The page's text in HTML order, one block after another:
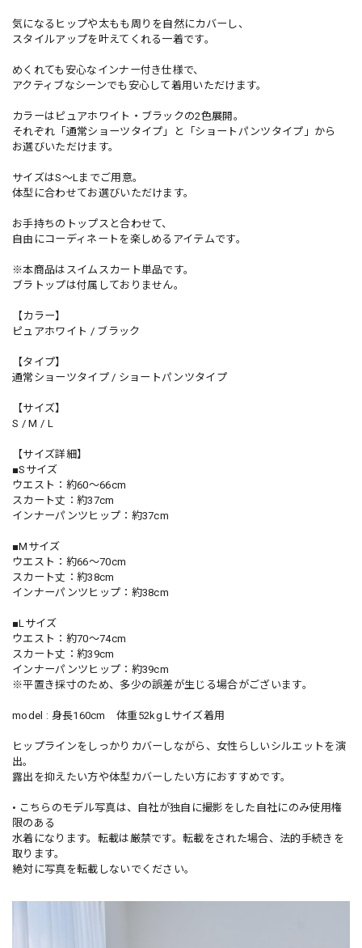
気になるヒップや太もも周りを自然にカバーし、
スタイルアップを叶えてくれる一着です。
めくれても安心なインナー付き仕様で、
アクティブなシーンでも安心して着用いただけます。
カラーはピュアホワイト・ブラックの2色展開。
それぞれ「通常ショーツタイプ」と「ショートパンツタイプ」から
お選びいただけます。
サイズはS〜Lまでご用意。
体型に合わせてお選びいただけます。
お手持ちのトップスと合わせて、
自由にコーディネートを楽しめるアイテムです。
※本商品はスイムスカート単品です。
ブラトップは付属しておりません。
【カラー】
ピュアホワイト / ブラック
【タイプ】
通常ショーツタイプ / ショートパンツタイプ
【サイズ】
S / M / L
【サイズ詳細】
■Sサイズ
ウエスト：約60〜66cm
スカート丈：約37cm
インナーパンツヒップ：約37cm
■Mサイズ
ウエスト：約66〜70cm
スカート丈：約38cm
インナーパンツヒップ：約38cm
■Lサイズ
ウエスト：約70〜74cm
スカート丈：約39cm
インナーパンツヒップ：約39cm
※平置き採寸のため、多少の誤差が生じる場合がございます。
model : 身長160cm 体重52kg Lサイズ着用
ヒップラインをしっかりカバーしながら、女性らしいシルエットを演
出。
露出を抑えたい方や体型カバーしたい方におすすめです。
• こちらのモデル写真は、自社が独自に撮影をした自社にのみ使用権
限のある
水着になります。転載は厳禁です。転載をされた場合、法的手続きを
取ります。
絶対に写真を転載しないでください。